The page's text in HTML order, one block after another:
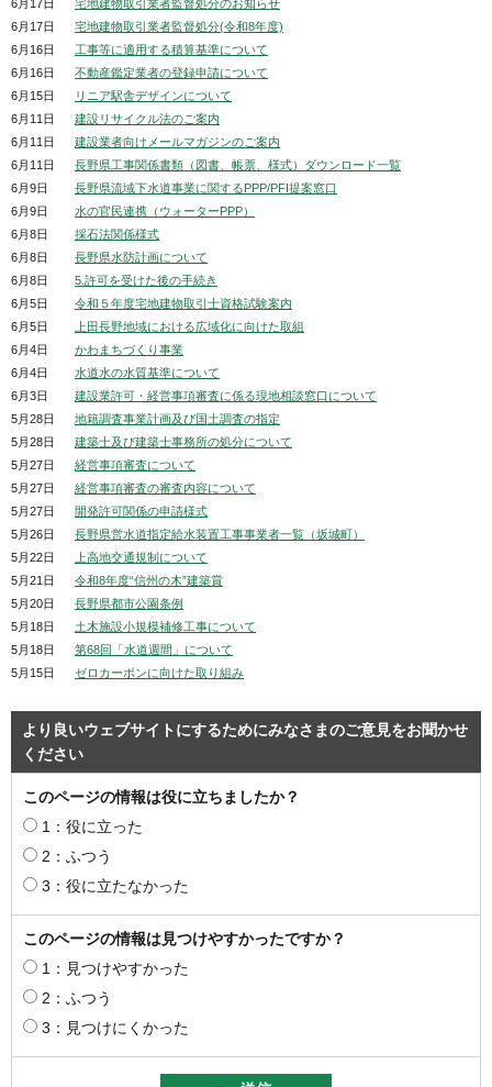
6月17日
宅地建物取引業者監督処分のお知らせ
6月17日
宅地建物取引業者監督処分(令和8年度)
6月16日
工事等に適用する積算基準について
6月16日
不動産鑑定業者の登録申請について
6月15日
リニア駅舎デザインについて
6月11日
建設リサイクル法のご案内
6月11日
建設業者向けメールマガジンのご案内
6月11日
長野県工事関係書類（図書、帳票、様式）ダウンロード一覧
6月9日
長野県流域下水道事業に関するPPP/PFI提案窓口
6月9日
水の官民連携（ウォーターPPP）
6月8日
採石法関係様式
6月8日
長野県水防計画について
6月8日
5.許可を受けた後の手続き
6月5日
令和５年度宅地建物取引士資格試験案内
6月5日
上田長野地域における広域化に向けた取組
6月4日
かわまちづくり事業
6月4日
水道水の水質基準について
6月3日
建設業許可・経営事項審査に係る現地相談窓口について
5月28日
地籍調査事業計画及び国土調査の指定
5月28日
建築士及び建築士事務所の処分について
5月27日
経営事項審査について
5月27日
経営事項審査の審査内容について
5月27日
開発許可関係の申請様式
5月26日
長野県営水道指定給水装置工事事業者一覧（坂城町）
5月22日
上高地交通規制について
5月21日
令和8年度“信州の木”建築賞
5月20日
長野県都市公園条例
5月18日
土木施設小規模補修工事について
5月18日
第68回「水道週間」について
5月15日
ゼロカーボンに向けた取り組み
より良いウェブサイトにするためにみなさまのご意見をお聞かせ
ください
このページの情報は役に立ちましたか？
1：役に立った
2：ふつう
3：役に立たなかった
このページの情報は見つけやすかったですか？
1：見つけやすかった
2：ふつう
3：見つけにくかった